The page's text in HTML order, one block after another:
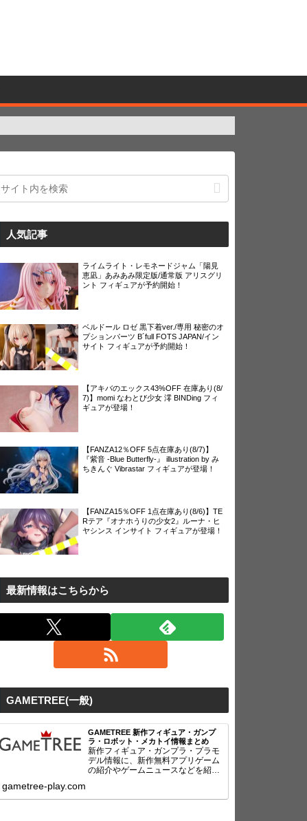
人気記事
ライムライト・レモネードジャム「陽見
恵凪」あみあみ限定版/通常版 アリスグリ
ント フィギュアが予約開始！
ベルドール ロゼ 黒下着ver./専用 秘密のオ
プションパーツ B´full FOTS JAPAN/イン
サイト フィギュアが予約開始！
【アキバのエックス43%OFF 在庫あり(8/
7)】momi なわとび少女 澪 BINDing フィ
ギュアが登場！
【FANZA12％OFF 5点在庫あり(8/7)】
『紫音 -Blue Butterfly-』 illustration by み
ちきんぐ Vibrastar フィギュアが登場！
【FANZA15％OFF 1点在庫あり(8/6)】TE
Rテア『オナホうりの少女2』ルーナ・ヒ
ヤシンス インサイト フィギュアが登場！
最新情報はこちらから
GAMETREE(一般)
GAMETREE 新作フィギュア・ガンプ
ラ・ロボット・メカトイ情報まとめ
新作フィギュア・ガンプラ・プラモ
デル情報に、新作無料アプリゲーム
の紹介やゲームニュースなどを紹
gametree-play.com